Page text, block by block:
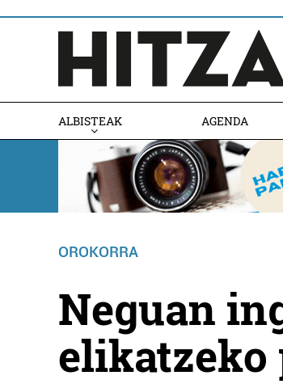
ALBISTEAK AGENDA
OROKORRA
Neguan
elikatzeko